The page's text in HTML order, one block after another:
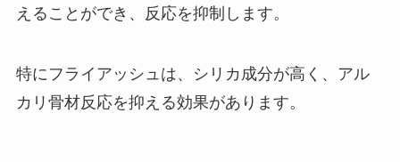
えることができ、反応を抑制します。
特にフライアッシュは、シリカ成分が高く、アル
カリ骨材反応を抑える効果があります。